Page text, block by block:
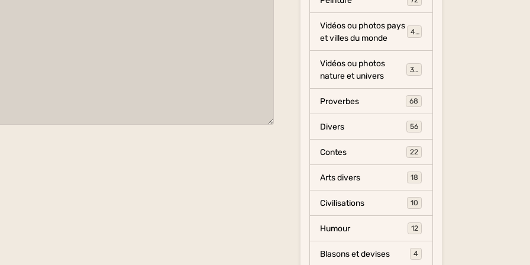
Vidéos ou photos pays
et villes du monde
454
Vidéos ou photos
nature et univers
325
Proverbes 68
Divers 56
Contes 22
Arts divers 18
Civilisations 10
Humour 12
Blasons et devises 4